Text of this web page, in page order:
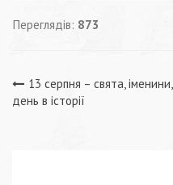
Переглядів: 873
Навігація
13 серпня – свята, іменини,
день в історії